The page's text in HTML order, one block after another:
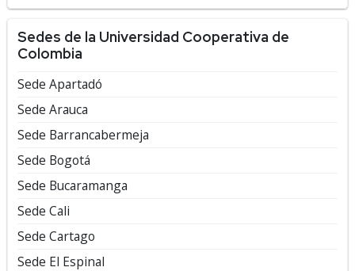
Sedes de la Universidad Cooperativa de
Colombia
Sede ​​Apart​adó
Sede Arauca
Sede Barrancabermeja
Sede Bogotá
Sede Bucaramanga
Sede Cali
Sede Cartago
Sede El Espinal